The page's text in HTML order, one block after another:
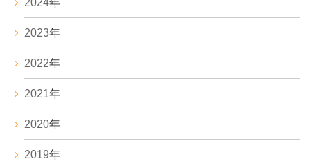
2023年
2022年
2021年
2020年
2019年